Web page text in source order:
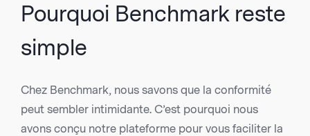
Pourquoi Benchmark reste
simple
Chez Benchmark, nous savons que la conformité
peut sembler intimidante. C’est pourquoi nous
avons conçu notre plateforme pour vous faciliter la